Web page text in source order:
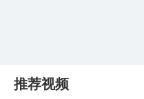
推荐视频